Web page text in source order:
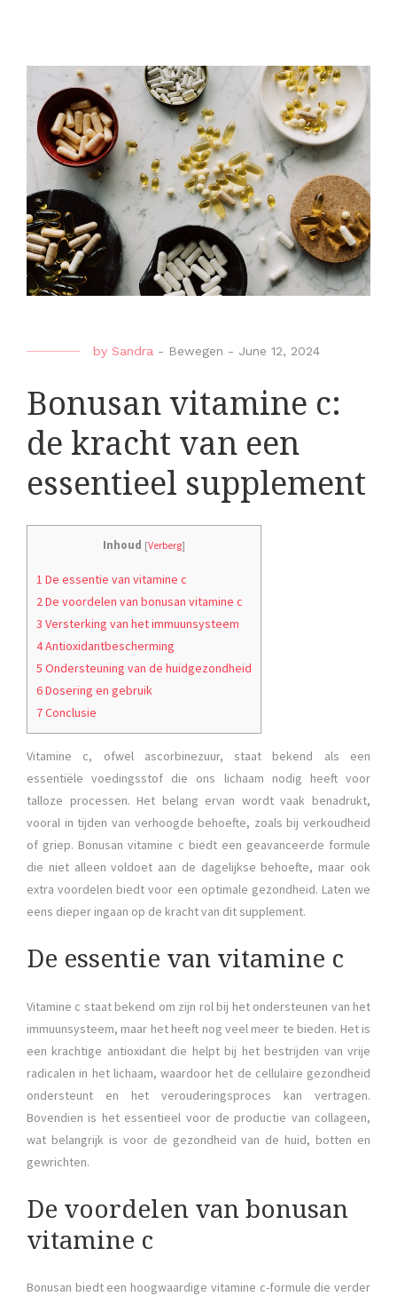
by Sandra - Bewegen - June 12, 2024
Bonusan vitamine c:
de kracht van een
essentieel supplement
Inhoud [Verberg]
1 De essentie van vitamine c
2 De voordelen van bonusan vitamine c
3 Versterking van het immuunsysteem
4 Antioxidantbescherming
5 Ondersteuning van de huidgezondheid
6 Dosering en gebruik
7 Conclusie
Vitamine c, ofwel ascorbinezuur, staat bekend als een
essentiële voedingsstof die ons lichaam nodig heeft voor
talloze processen. Het belang ervan wordt vaak benadrukt,
vooral in tijden van verhoogde behoefte, zoals bij verkoudheid
of griep. Bonusan vitamine c biedt een geavanceerde formule
die niet alleen voldoet aan de dagelijkse behoefte, maar ook
extra voordelen biedt voor een optimale gezondheid. Laten we
eens dieper ingaan op de kracht van dit supplement.
De essentie van vitamine c
Vitamine c staat bekend om zijn rol bij het ondersteunen van het
immuunsysteem, maar het heeft nog veel meer te bieden. Het is
een krachtige antioxidant die helpt bij het bestrijden van vrije
radicalen in het lichaam, waardoor het de cellulaire gezondheid
ondersteunt en het verouderingsproces kan vertragen.
Bovendien is het essentieel voor de productie van collageen,
wat belangrijk is voor de gezondheid van de huid, botten en
gewrichten.
De voordelen van bonusan
vitamine c
Bonusan biedt een hoogwaardige vitamine c-formule die verder